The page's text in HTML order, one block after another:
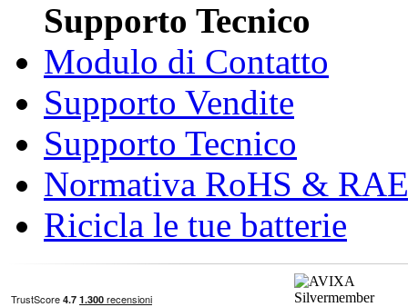
Supporto Tecnico
Modulo di Contatto
Supporto Vendite
Supporto Tecnico
Normativa RoHS &
Ricicla le tue batterie